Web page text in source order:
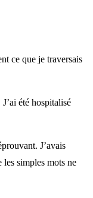
ce que je traversais
été hospitalisé
J’avais
les simples mots ne